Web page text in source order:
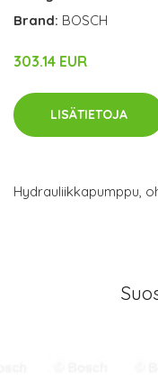
Brand: BOSCH
303.14 EUR
LISÄTIETOJA
Hydrauliikkapumppu,